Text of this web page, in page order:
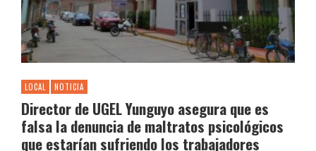
LOCAL NOTICIA
Director de UGEL Yunguyo asegura que es
falsa la denuncia de maltratos psicológicos
que estarían sufriendo los trabajadores